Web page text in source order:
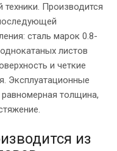
Производится
сталь марок 0.8-
листов
и четкие
Эксплуатационные
равномерная толщина,
из